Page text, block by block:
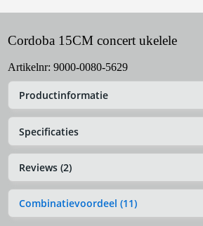
Cordoba 15CM concert ukelele
Artikelnr: 9000-0080-5629
Productinformatie
Specificaties
Reviews (2)
Combinatievoordeel (11)